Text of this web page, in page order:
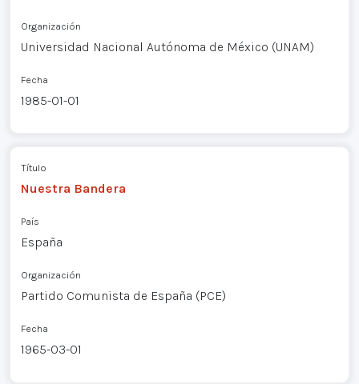
Organización
Universidad Nacional Autónoma de México (UNAM)
Fecha
1985-01-01
Título
Nuestra Bandera
País
España
Organización
Partido Comunista de España (PCE)
Fecha
1965-03-01